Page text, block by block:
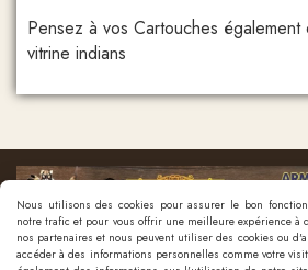
Pensez à vos Cartouches
vitrine indians
Nous utilisons des cookies pour assurer le bon
notre trafic et pour vous offrir une meilleure expérience à
nos partenaires et nous peuvent utiliser des cookies ou
accéder à des informations personnelles comme votre